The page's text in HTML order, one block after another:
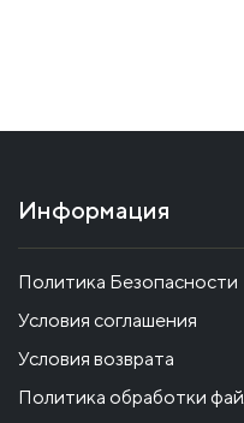
Информация
Политика Безопасности
Условия соглашения
Условия возврата
Политика обработки